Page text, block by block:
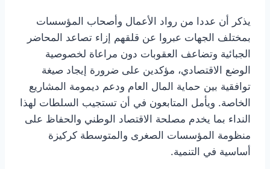
يذكر أن عددا من رواد الأعمال وأصحاب المؤسسات
بمختلف الجهات عبروا عن قلقهم إزاء تصاعد المحاضر
الجبائية وتضاعف العقوبات دون مراعاة لخصوصية
الوضع الاقتصادي، مؤكدين على ضرورة إيجاد صيغة
توافقية بين حماية المال العام ودعم ديمومة المشاريع
الخاصة. ويأمل المتابعون في أن تستجيب السلطات لهذا
النداء بما يخدم مصلحة الاقتصاد الوطني والحفاظ على
منظومة المؤسسات الصغرى والمتوسطة كركيزة
أساسية في التنمية.